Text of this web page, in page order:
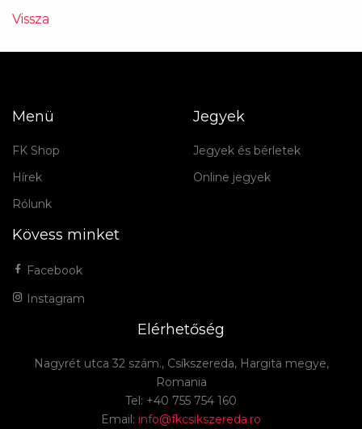
Vissza
Menü
FK Shop
Hírek
Rólunk
Jegyek
Jegyek és bérletek
Online jegyek
Kövess minket
Facebook
Instagram
Elérhetőség
Nagyrét utca 32 szám., Csíkszereda, Hargita megye,
Romania
Tel: +40 755 754 160
Email: info@fkcsikszereda.ro